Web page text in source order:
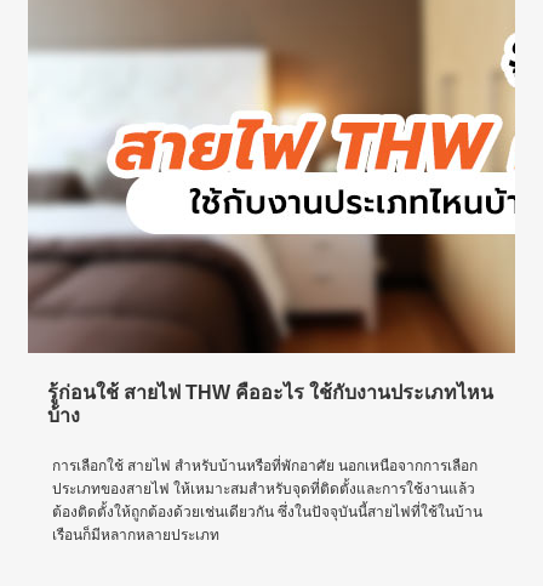
รู้ก่อนใช้ สายไฟ THW คืออะไร ใช้กับงานประเภทไหน
บ้าง
การเลือกใช้ สายไฟ สำหรับบ้านหรือที่พักอาศัย นอกเหนือจากการเลือก
ประเภทของสายไฟ ให้เหมาะสมสำหรับจุดที่ติดตั้งและการใช้งานแล้ว
ต้องติดตั้งให้ถูกต้องด้วยเช่นเดียวกัน ซึ่งในปัจจุบันนี้สายไฟที่ใช้ในบ้าน
เรือนก็มีหลากหลายประเภท